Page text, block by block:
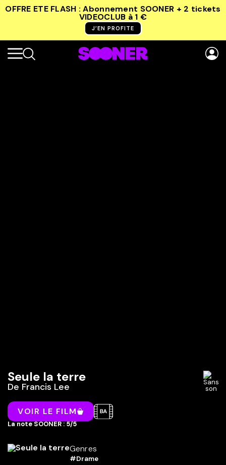
OFFRE ETE FLASH : Abonnement SOONER + 2 tickets
VIDEOCLUB à 1 €
J’EN PROFITE
Seule la terre
De Francis Lee
VOIR LE FILM
La note SOONER : 5/5
Genres
#Drame